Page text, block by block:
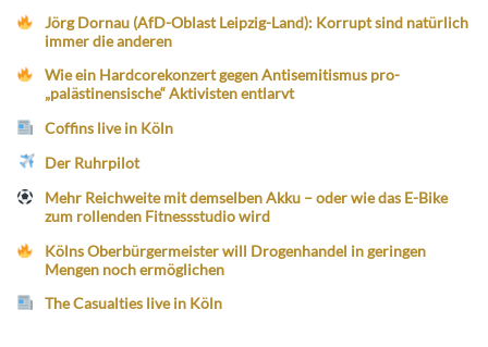
Jörg Dornau (AfD-Oblast Leipzig-Land): Korrupt sind natürlich
immer die anderen
Wie ein Hardcorekonzert gegen Antisemitismus pro-
„palästinensische“ Aktivisten entlarvt
Coffins live in Köln
Der Ruhrpilot
Mehr Reichweite mit demselben Akku – oder wie das E-Bike
zum rollenden Fitnessstudio wird
Kölns Oberbürgermeister will Drogenhandel in geringen
Mengen noch ermöglichen
The Casualties live in Köln